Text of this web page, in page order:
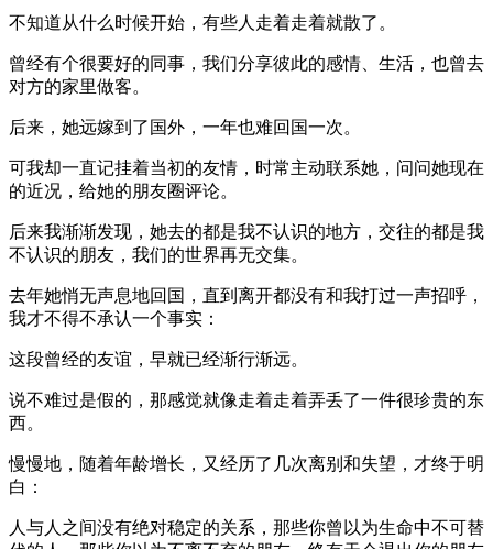
不知道从什么时候开始，有些人走着走着就散了。
曾经有个很要好的同事，我们分享彼此的感情、生活，也曾去
对方的家里做客。
后来，她远嫁到了国外，一年也难回国一次。
可我却一直记挂着当初的友情，时常主动联系她，问问她现在
的近况，给她的朋友圈评论。
后来我渐渐发现，她去的都是我不认识的地方，交往的都是我
不认识的朋友，我们的世界再无交集。
去年她悄无声息地回国，直到离开都没有和我打过一声招呼，
我才不得不承认一个事实：
这段曾经的友谊，早就已经渐行渐远。
说不难过是假的，那感觉就像走着走着弄丢了一件很珍贵的东
西。
慢慢地，随着年龄增长，又经历了几次离别和失望，才终于明
白：
人与人之间没有绝对稳定的关系，那些你曾以为生命中不可替